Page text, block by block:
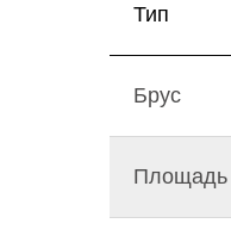
Тип
Брус
Площадь